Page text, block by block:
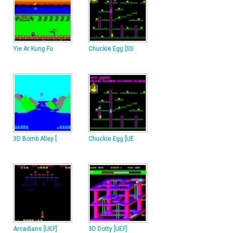
Yie Ar Kung Fu Chuckie Egg [SS
3D Bomb Alley [ Chuckie Egg [UE
Arcadians [UEF] 3D Dotty [UEF]